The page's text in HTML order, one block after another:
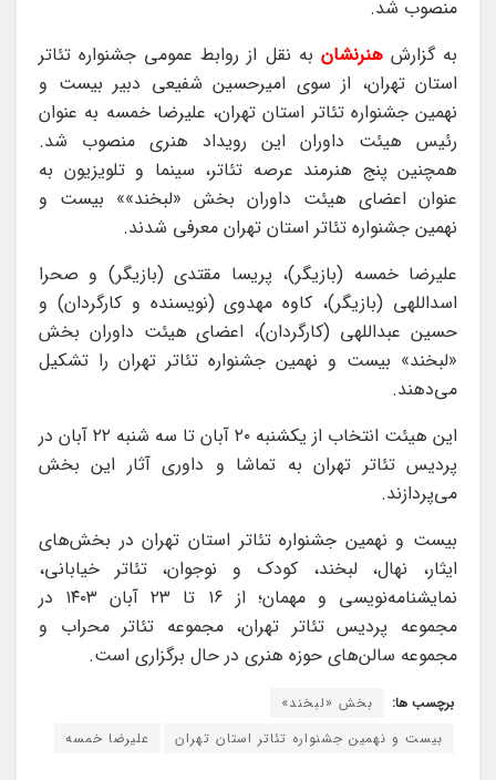
منصوب شد.
به گزارشهنرنشان به نقل از روابط عمومی جشنواره تئاتر
استان تهران، از سوی امیرحسین شفیعی دبیر بیست و
نهمین جشنواره تئاتر استان تهران، علیرضا خمسه به عنوان
رئیس هیئت داوران این رویداد هنری منصوب شد.
همچنین پنج هنرمند عرصه تئاتر، سینما و تلویزیون به
عنوان اعضای هیئت داوران بخش «لبخند»» بیست و
نهمین جشنواره تئاتر استان تهران معرفی شدند.
علیرضا خمسه (بازیگر)، پریسا مقتدی (بازیگر) و صحرا
اسداللهی (بازیگر)، کاوه مهدوی (نویسنده و کارگردان) و
حسین عبداللهی (کارگردان)، اعضای هیئت داوران بخش
«لبخند» بیست و نهمین جشنواره تئاتر تهران را تشکیل
می‌دهند.
این هیئت انتخاب از یکشنبه ۲۰ آبان تا سه شنبه ۲۲ آبان در
پردیس تئاتر تهران به تماشا و داوری آثار این بخش
می‌پردازند.
بیست و نهمین جشنواره تئاتر استان تهران در بخش‌های
ایثار، نهال، لبخند، کودک و نوجوان، تئاتر خیابانی،
نمایشنامه‌نویسی و مهمان؛ از ۱۶ تا ۲۳ آبان ۱۴۰۳ در
مجموعه پردیس تئاتر تهران، مجموعه تئاتر محراب و
مجموعه سالن‌های حوزه هنری در حال برگزاری است.
برچسب ها:
بخش «لبخند»
بیست و نهمین جشنواره تئاتر استان تهران
علیرضا خمسه